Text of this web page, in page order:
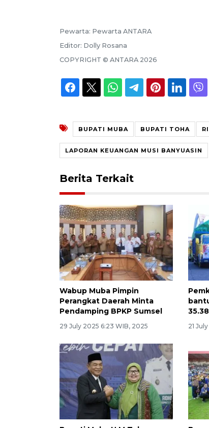
Pewarta: Pewarta ANTARA
Editor: Dolly Rosana
COPYRIGHT © ANTARA 2026
BUPATI MUBA BUPATI TOHA
LAPORAN KEUANGAN MUSI BANYUASIN
Berita Terkait
Wabup Muba Pimpin
Perangkat Daerah Minta
Pendamping BPKP Sumsel
29 July 2025 6:23 WIB, 2025 21